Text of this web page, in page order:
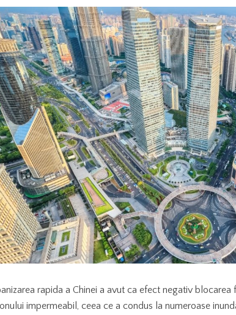
rapida a Chinei a avut ca efect negativ
impermeabil, ceea ce a condus la numeroase